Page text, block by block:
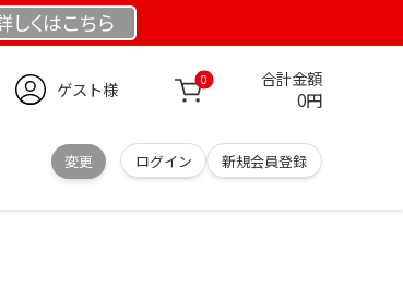
しくはこちら
ゲスト様 0 合計金額
0円
変更 ログイン 新規会員登録